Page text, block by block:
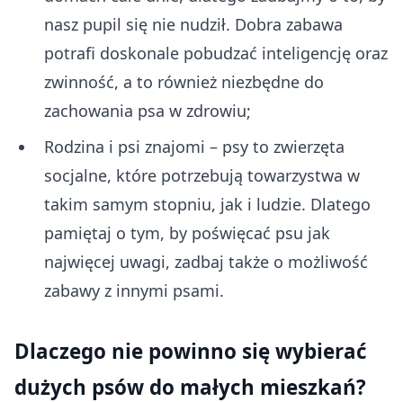
nasz pupil się nie nudził. Dobra zabawa
potrafi doskonale pobudzać inteligencję oraz
zwinność, a to również niezbędne do
zachowania psa w zdrowiu;
Rodzina i psi znajomi – psy to zwierzęta
socjalne, które potrzebują towarzystwa w
takim samym stopniu, jak i ludzie. Dlatego
pamiętaj o tym, by poświęcać psu jak
najwięcej uwagi, zadbaj także o możliwość
zabawy z innymi psami.
Dlaczego nie powinno się wybierać
dużych psów do małych mieszkań?